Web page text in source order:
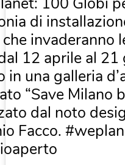
di
invaderanno
12 aprile al
in una galleria
“Save Milano
dal noto
Facco.